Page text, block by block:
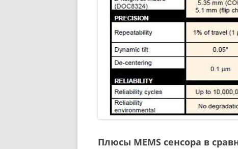
Плюсы MEMS сенсора в